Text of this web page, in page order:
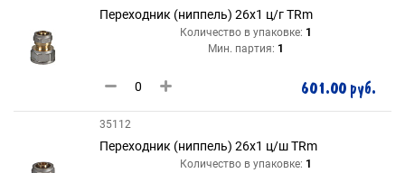
Переходник (ниппель) 26х1 ц/г TRm
Количество в упаковке: 1
Мин. партия: 1
601.00 руб.
35112
Переходник (ниппель) 26х1 ц/ш TRm
Количество в упаковке: 1